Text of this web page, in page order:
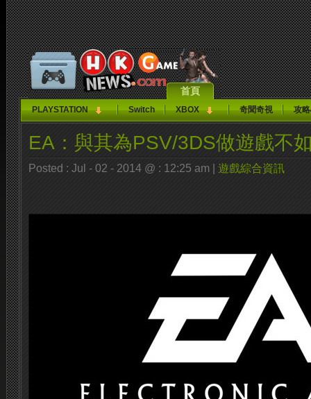
首頁
PLAYSTATION Switch XBOX 奇聞奇視 攻
EA：與其為PSV/3DS做遊戲不
Posted : Jul - 02 - 2014 @ : 12:25 am | 遊戲綜合資訊